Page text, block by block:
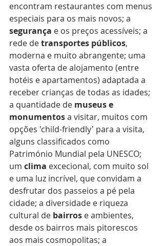
encontram restaurantes com menus
especiais para os mais novos; a
segurança e os preços acessíveis; a
rede de transportes públicos,
moderna e muito abrangente; uma
vasta oferta de alojamento (entre
hotéis e apartamentos) adaptada a
receber crianças de todas as idades;
a quantidade de museus e
monumentos a visitar, muitos com
opções 'child-friendly' para a visita,
alguns classificados como
Património Mundial pela UNESCO;
um clima excecional, com muito sol
e uma luz incrível, que convidam a
desfrutar dos passeios a pé pela
cidade; a diversidade e riqueza
cultural de bairros e ambientes,
desde os bairros mais pitorescos
aos mais cosmopolitas; a